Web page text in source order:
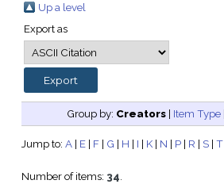
Up a level
Export as
Group by: Creators | Item Type
Jump to: A| E| F| G | H | I | K| N | P| R | S| T
Number of items: 34.